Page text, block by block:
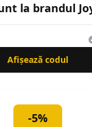
la brandul
Afișează codul
-5%